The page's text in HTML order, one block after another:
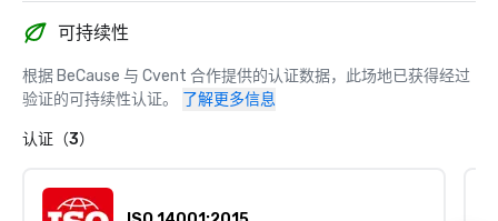
可持续性
根据 BeCause 与 Cvent 合作提供的认证数据，此场地已获得经过
验证的可持续性认证。
了解更多信息
认证（3）